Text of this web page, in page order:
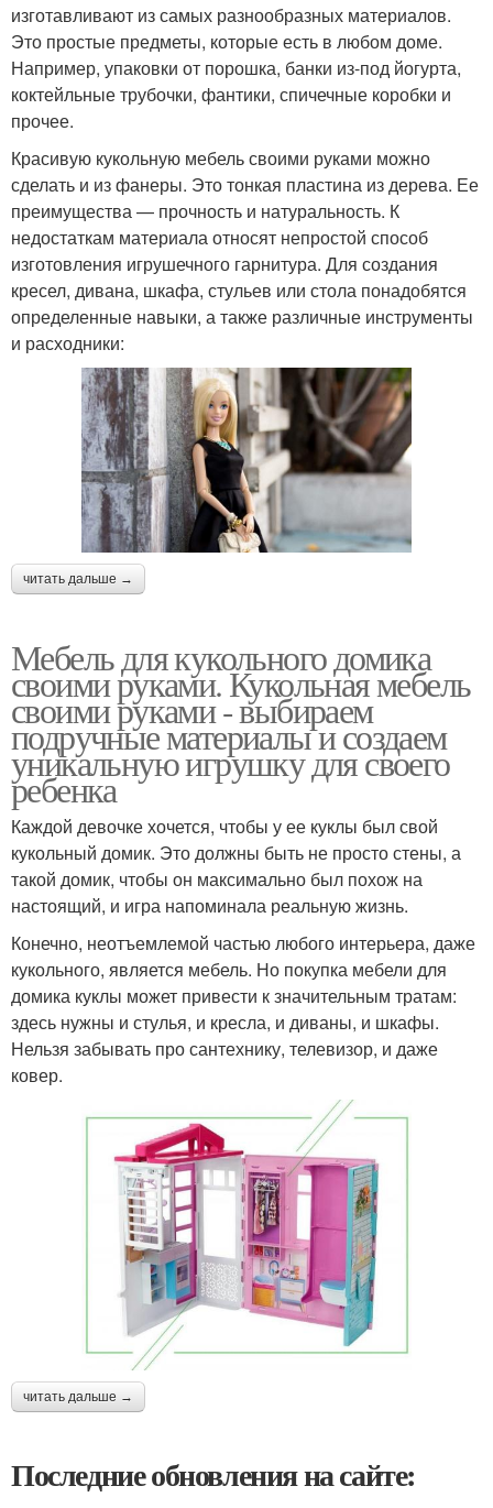
изготавливают из самых разнообразных материалов.
Это простые предметы, которые есть в любом доме.
Например, упаковки от порошка, банки из-под йогурта,
коктейльные трубочки, фантики, спичечные коробки и
прочее.
Красивую кукольную мебель своими руками можно
сделать и из фанеры. Это тонкая пластина из дерева. Ее
преимущества — прочность и натуральность. К
недостаткам материала относят непростой способ
изготовления игрушечного гарнитура. Для создания
кресел, дивана, шкафа, стульев или стола понадобятся
определенные навыки, а также различные инструменты
и расходники:
читать дальше →
Мебель для кукольного домика
своими руками. Кукольная мебель
своими руками - выбираем
подручные материалы и создаем
уникальную игрушку для своего
ребенка
Каждой девочке хочется, чтобы у ее куклы был свой
кукольный домик. Это должны быть не просто стены, а
такой домик, чтобы он максимально был похож на
настоящий, и игра напоминала реальную жизнь.
Конечно, неотъемлемой частью любого интерьера, даже
кукольного, является мебель. Но покупка мебели для
домика куклы может привести к значительным тратам:
здесь нужны и стулья, и кресла, и диваны, и шкафы.
Нельзя забывать про сантехнику, телевизор, и даже
ковер.
читать дальше →
Последние обновления на сайте: